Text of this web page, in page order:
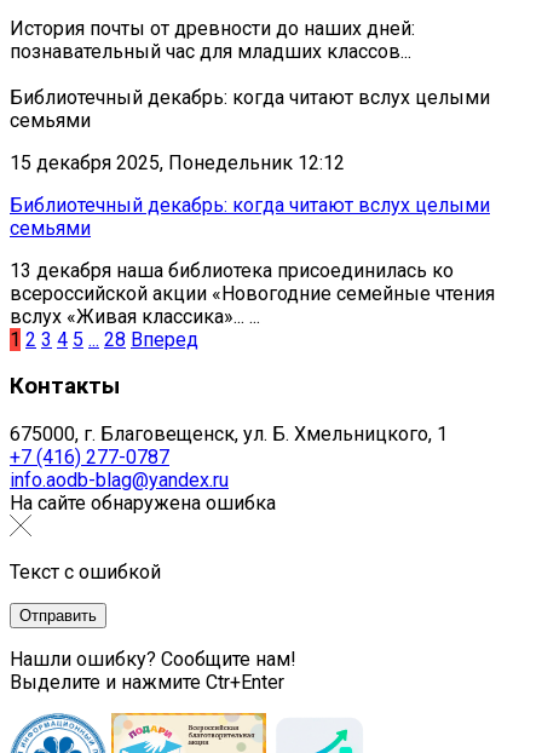
История почты от древности до наших дней:
познавательный час для младших классов...
Библиотечный декабрь: когда читают вслух целыми
семьями
15 декабря 2025, Понедельник 12:12
Библиотечный декабрь: когда читают вслух целыми
семьями
13 декабря наша библиотека присоединилась ко
всероссийской акции «Новогодние семейные чтения
вслух «Живая классика»... ...
1 2 3 4 5 ... 28 Вперед
Контакты
675000, г. Благовещенск, ул. Б. Хмельницкого, 1
+7 (416) 277-0787
info.aodb-blag@yandex.ru
На сайте обнаружена ошибка
Текст с ошибкой
Нашли ошибку? Сообщите нам!
Выделите и нажмите Ctr+Enter